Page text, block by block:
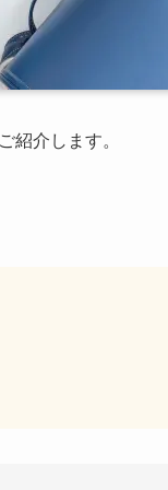
ご紹介します。